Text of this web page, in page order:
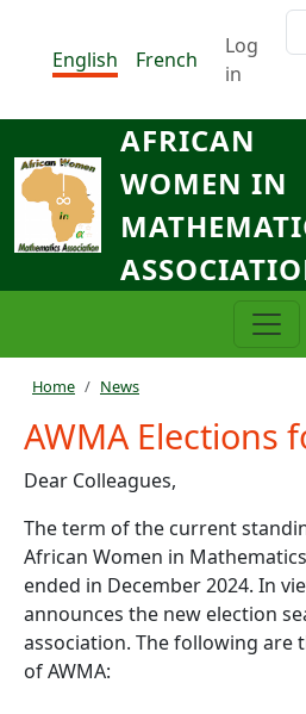
English
French
Menu
Log
in
AFRICAN
WOMEN IN
Breadcrumb
Home News
AWMA Elections
Dear Colleagues,
The term of the current
African Women in
ended in December 2024. In
announces the new election
association. The following are
of AWMA: